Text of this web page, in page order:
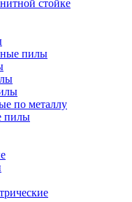
стойке
пилы
по металлу
пилы